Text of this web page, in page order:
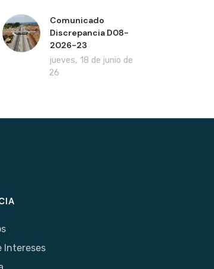
Comunicado
Discrepancia D08-
2026-23
jueves, 18 de junio de
2026
Intereses